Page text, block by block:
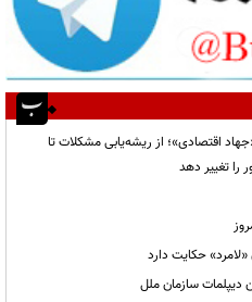
با محور «جهاد اقتصادی»؛ از ریشه‌یابی مشکلات تا
را تغییر دهد
حکایت دارد
سازمان ملل